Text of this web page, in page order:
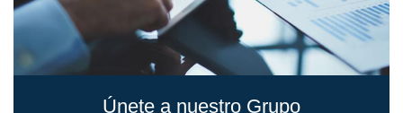
Únete a nuestro Grupo